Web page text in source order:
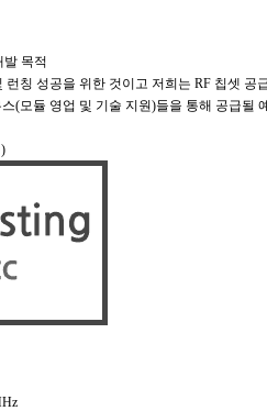
발 목적
칭 성공을 위한 것이고 저희는 RF 칩셋 공
(모듈 영업 및 기술 지원)들을 통해 공급될